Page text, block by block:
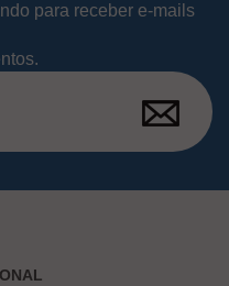
para receber e-mails